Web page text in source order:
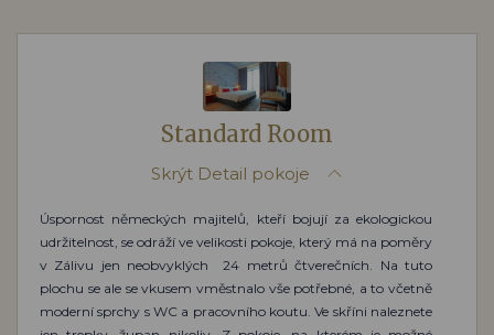
Standard Room
Skrýt Detail pokoje
Úspornost německých majitelů, kteří bojují za ekologickou
udržitelnost, se odráží ve velikosti pokoje, který má na poměry
v Zálivu jen neobvyklých 24 metrů čtverečních. Na tuto
plochu se ale se vkusem vměstnalo vše potřebné, a to včetně
moderní sprchy s WC a pracovního koutu. Ve skříni naleznete